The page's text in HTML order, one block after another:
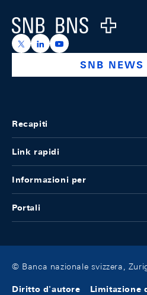
Logo
https://x.com/snb_bns
https://https://
SNB NEWS
Recapiti
Link rapidi
Informazioni per
Portali
© Banca nazionale svizzera,
Diritto d'autore Limitazione